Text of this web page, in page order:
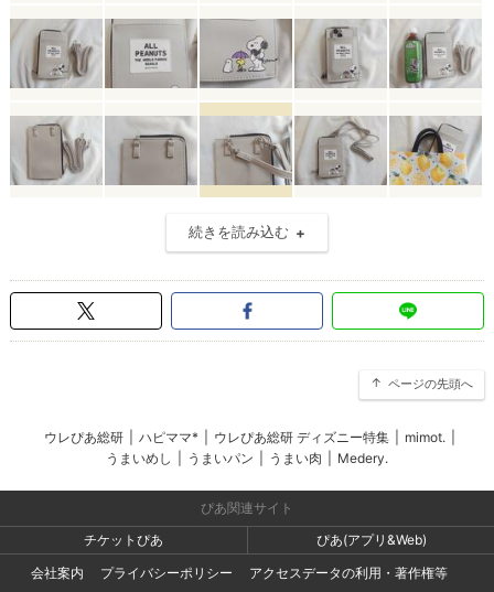
続きを読み込む
ページの先頭へ
ウレぴあ総研 ハピママ* ウレぴあ総研 ディズニー特集 mimot.
うまいめし
うまいパン うまい肉 Medery.
ぴあ関連サイト
チケットぴあ
ぴあ(アプリ&Web)
会社案内
プライバシーポリシー
アクセスデータの利用・著作権等